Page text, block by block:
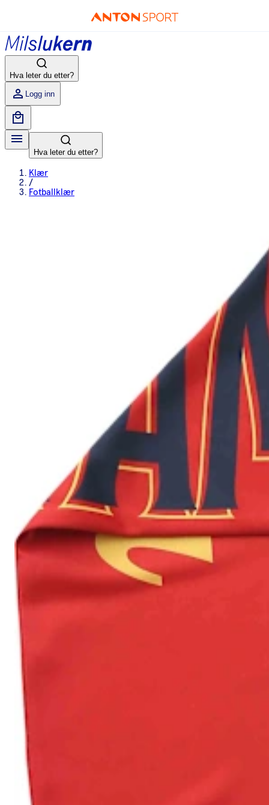
Hva leter du etter?
Logg inn
Hva leter du etter?
Klær
/
Fotballklær